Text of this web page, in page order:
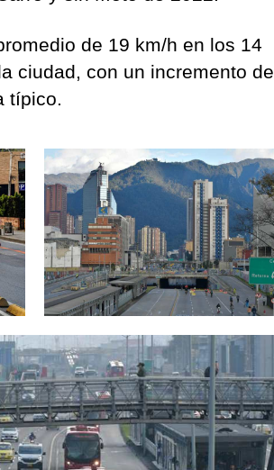
de 19 km/h en los 14
ciudad, con un incremento de
típico.